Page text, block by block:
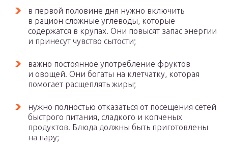
в первой половине дня нужно включить
в рацион сложные углеводы, которые
содержатся в крупах. Они повысят запас энергии
и принесут чувство сытости;
важно постоянное употребление фруктов
и овощей. Они богаты на клетчатку, которая
помогает расщеплять жиры;
нужно полностью отказаться от посещения сетей
быстрого питания, сладкого и копченых
продуктов. Блюда должны быть приготовлены
на пару;